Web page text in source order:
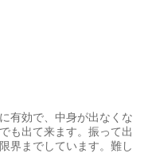
有効で、中身が出なくな
も出て来ます。振って出
界までしています。難し